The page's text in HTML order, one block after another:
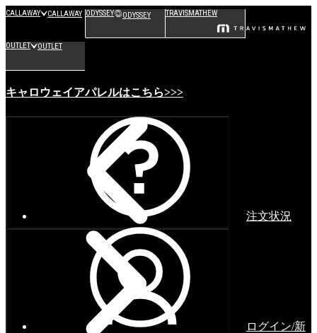
CALLAWAY CALLAWAY ODYSSEY ODYSSEY TRAVISMATHEW
OUTLET OUTLET
キャロウェイアパレルはこちら>>>
注文状況
ログイン/新